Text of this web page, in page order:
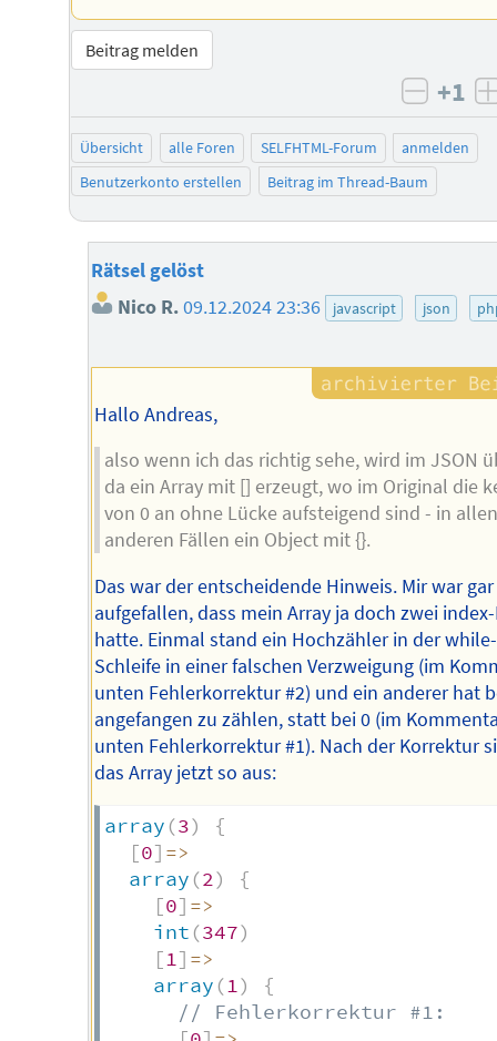
Beitrag melden
+1
Übersicht alle Foren SELFHTML-Forum
anmelden
Benutzerkonto erstellen
Beitrag im Thread-Baum
Rätsel gelöst
Nico R.09.12.2024 23:36 javascript json
Hallo Andreas,
also wenn ich das richtig sehe, wird im JSON
da ein Array mit [] erzeugt, wo im Original die
von 0 an ohne Lücke aufsteigend sind - in
anderen Fällen ein Object mit {}.
Das war der entscheidende Hinweis. Mir war
aufgefallen, dass mein Array ja doch zwei
hatte. Einmal stand ein Hochzähler in der while-
Schleife in einer falschen Verzweigung (im
unten Fehlerkorrektur #2) und ein anderer hat
angefangen zu zählen, statt bei 0 (im
unten Fehlerkorrektur #1). Nach der Korrektur
das Array jetzt so aus:
array (3)
{
[0] =>
array (2)
{
[0] =>
int (347)
[1] =>
array (1)
{
// Fehlerkorrektur #1: